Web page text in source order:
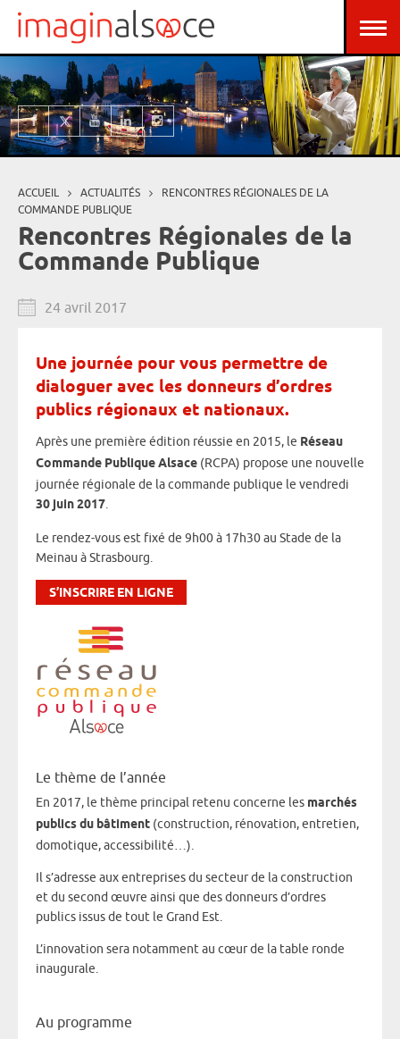
Aller au contenu principal
Vous êtes ici
ACCUEIL ACTUALITÉS
RENCONTRES RÉGIONALES DE LA
COMMANDE PUBLIQUE
Rencontres Régionales de la
Commande Publique
24 avril 2017
Une journée pour vous permettre de
dialoguer avec les donneurs d’ordres
publics régionaux et nationaux.
Après une première édition réussie en 2015, le Réseau
Commande Publique Alsace (RCPA) propose une nouvelle
journée régionale de la commande publique le vendredi
30 juin 2017
Le rendez-vous est fixé de 9h00 à 17h30 au Stade de la
Meinau à Strasbourg.
S’INSCRIRE EN LIGNE
Le thème de l’année
En 2017, le thème principal retenu concerne les marchés
publics du bâtiment (construction, rénovation, entretien,
domotique, accessibilité…).
Il s’adresse aux entreprises du secteur de la construction
et du second œuvre ainsi que des donneurs d’ordres
publics issus de tout le Grand Est.
L’innovation sera notamment au cœur de la table ronde
inaugurale.
Au programme
Panneau de gestion des cookies